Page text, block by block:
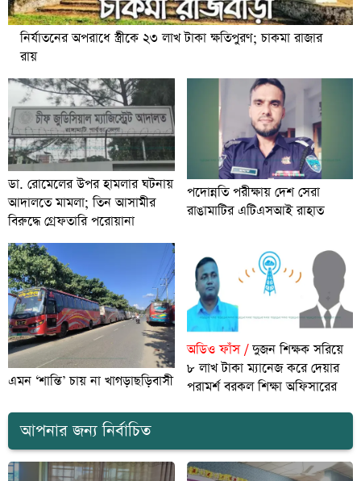
নির্যাতনের অপরাধে স্ত্রীকে ২৩ লাখ টাকা ক্ষতিপুরণ; চাকমা রাজার
রায়
ডা. রোমেলের উপর হামলার ঘটনায়
আদালতে মামলা; তিন আসামীর
বিরুদ্ধে গ্রেফতারি পরোয়ানা
পদোন্নতি পরীক্ষায় দেশ সেরা
রাঙামাটির এটিএসআই রাহাত
এমন ‘শান্তি’ চায় না খাগড়াছড়িবাসী
অডিও ফাঁস /দুজন শিক্ষক সরিয়ে
৮ লাখ টাকা ম্যানেজ করে দেয়ার
পরামর্শ বরকল শিক্ষা অফিসারের
আপনার জন্য নির্বাচিত